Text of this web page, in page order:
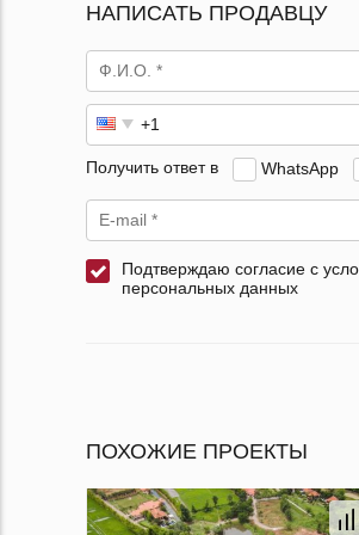
НАПИСАТЬ ПРОДАВЦУ
Получить ответ в WhatsApp
Подтверждаю согласие с
персональных данных
ПОХОЖИЕ ПРОЕКТЫ